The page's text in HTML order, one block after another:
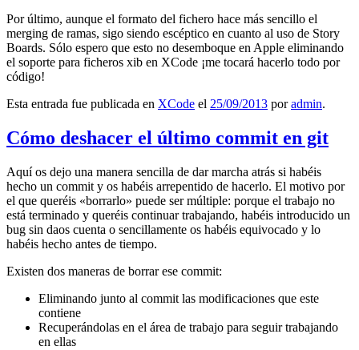
Por último, aunque el formato del fichero hace más sencillo el
merging de ramas, sigo siendo escéptico en cuanto al uso de Story
Boards. Sólo espero que esto no desemboque en Apple eliminando
el soporte para ficheros xib en XCode ¡me tocará hacerlo todo por
código!
Esta entrada fue publicada en XCode el 25/09/2013 poradmin.
Cómo deshacer el último commit en git
Aquí os dejo una manera sencilla de dar marcha atrás si habéis
hecho un commit y os habéis arrepentido de hacerlo. El motivo por
el que queréis «borrarlo» puede ser múltiple: porque el trabajo no
está terminado y queréis continuar trabajando, habéis introducido un
bug sin daos cuenta o sencillamente os habéis equivocado y lo
habéis hecho antes de tiempo.
Existen dos maneras de borrar ese commit:
Eliminando junto al commit las modificaciones que este
contiene
Recuperándolas en el área de trabajo para seguir trabajando
en ellas